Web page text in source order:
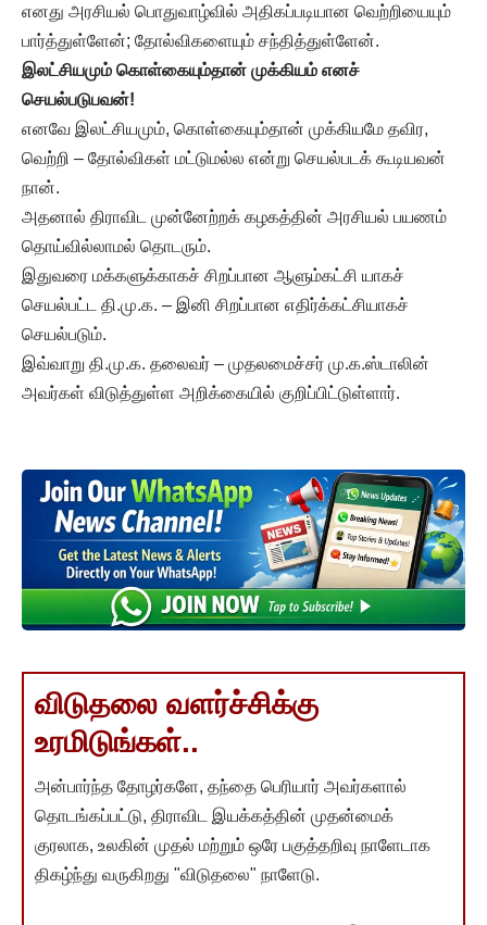
எனது அரசியல் பொதுவாழ்வில் அதிகப்படியான வெற்றியையும்
பார்த்துள்ளேன்; தோல்விகளையும் சந்தித்துள்ளேன்.
இலட்சியமும் கொள்கையும்தான் முக்கியம் எனச்
செயல்படுபவன்!
எனவே இலட்சியமும், கொள்கையும்தான் முக்கியமே தவிர,
வெற்றி – தோல்விகள் மட்டுமல்ல என்று செயல்படக் கூடியவன்
நான்.
அதனால் திராவிட முன்னேற்றக் கழகத்தின் அரசியல் பயணம்
தொய்வில்லாமல் தொடரும்.
இதுவரை மக்களுக்காகச் சிறப்பான ஆளும்கட்சி யாகச்
செயல்பட்ட தி.மு.க. – இனி சிறப்பான எதிர்க்கட்சியாகச்
செயல்படும்.
இவ்வாறு தி.மு.க. தலைவர் – முதலமைச்சர் மு.க.ஸ்டாலின்
அவர்கள் விடுத்துள்ள அறிக்கையில் குறிப்பிட்டுள்ளார்.
விடுதலை வளர்ச்சிக்கு
உரமிடுங்கள்..
அன்பார்ந்த தோழர்களே, தந்தை பெரியார் அவர்களால்
தொடங்கப்பட்டு, திராவிட இயக்கத்தின் முதன்மைக்
குரலாக, உலகின் முதல் மற்றும் ஒரே பகுத்தறிவு நாளேடாக
திகழ்ந்து வருகிறது "விடுதலை" நாளேடு.